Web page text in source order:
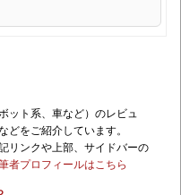
ット系、車など）のレビュ
をご紹介しています。
リンクや上部、サイドバーの
者プロフィールはこちら